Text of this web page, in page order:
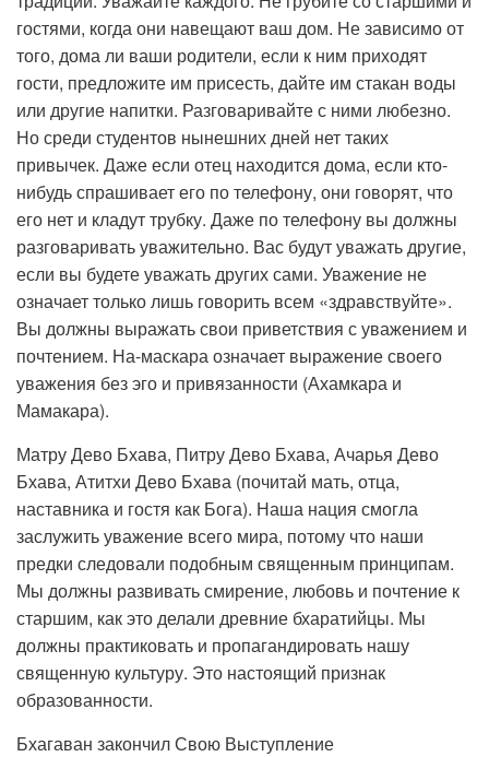
гостями, когда они навещают ваш дом. Не зависимо от
того, дома ли ваши родители, если к ним приходят
гости, предложите им присесть, дайте им стакан воды
или другие напитки. Разговаривайте с ними любезно.
Но среди студентов нынешних дней нет таких
привычек. Даже если отец находится дома, если кто-
нибудь спрашивает его по телефону, они говорят, что
его нет и кладут трубку. Даже по телефону вы должны
разговаривать уважительно. Вас будут уважать другие,
если вы будете уважать других сами. Уважение не
означает только лишь говорить всем «здравствуйте».
Вы должны выражать свои приветствия с уважением и
почтением. На-маскара означает выражение своего
уважения без эго и привязанности (Ахамкара и
Мамакара).
Матру Дево Бхава, Питру Дево Бхава, Ачарья Дево
Бхава, Атитхи Дево Бхава (почитай мать, отца,
наставника и гостя как Бога). Наша нация смогла
заслужить уважение всего мира, потому что наши
предки следовали подобным священным принципам.
Мы должны развивать смирение, любовь и почтение к
старшим, как это делали древние бхаратийцы. Мы
должны практиковать и пропагандировать нашу
священную культуру. Это настоящий признак
образованности.
Бхагаван закончил Свою Выступление